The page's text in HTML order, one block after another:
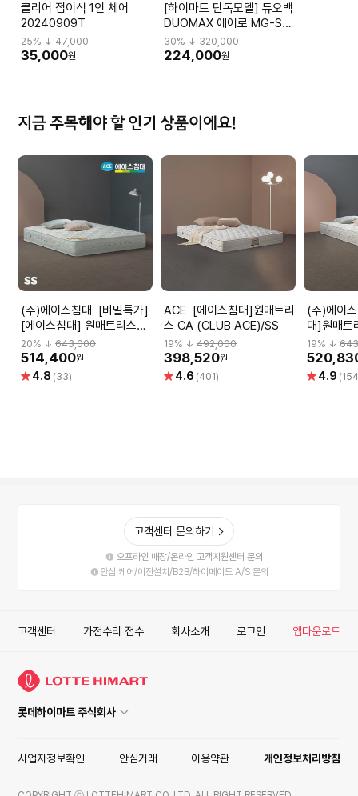
클리어 접이식 1인 체어
20240909T
25% ↓ 47,000
35,000원
[하이마트 단독모델] 듀오백
DUOMAX 에어로 MG-S-
L2 DBBMGHL3NMBN-
M59BK
30% ↓320,000
224,000원
지금 주목해야 할 인기 상품이에요!
(주)에이스침대 [비밀특가]
[에이스침대] 원매트리스
CA2(CLUB ACE2)/SS(슈
퍼싱글사이즈)
20% ↓ 643,000
514,400원
별 4.8 (33)
ACE [에이스침대]원매트리
스 CA (CLUB ACE)/SS
19% ↓492,000
398,520원
별 4.6 (401)
(주)에이스침대
대]원매
ACE2)/SS
19% ↓
별 4.9
고객센터 문의하기
오프라인 매장/온라인 고객지원센터 문의
안심 케어/이전설치/B2B/하이메이드 A/S 문의
고객센터 가전수리 접수 회사소개 로그인 앱다운로드
롯데하이마트 주식회사
사업자정보확인 안심거래 이용약관 개인정보처리방침